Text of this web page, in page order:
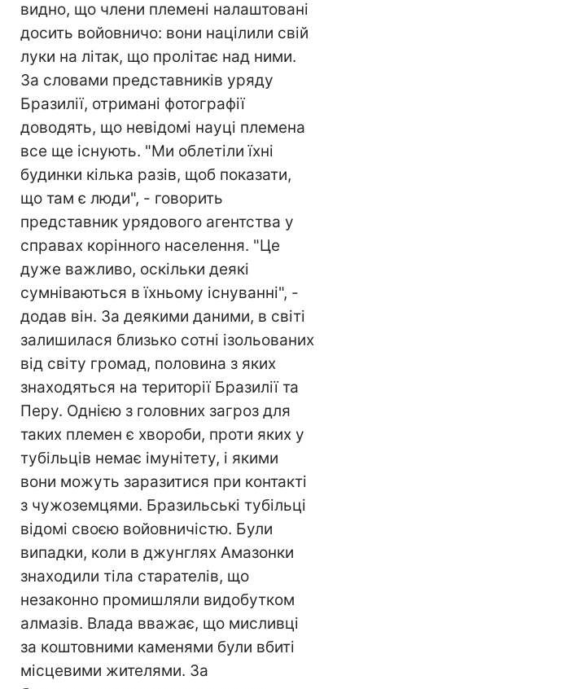
видно, що члени племені налаштовані
досить войовничо: вони націлили свій
луки на літак, що пролітає над ними.
За словами представників уряду
Бразилії, отримані фотографії
доводять, що невідомі науці племена
все ще існують. "Ми облетіли їхні
будинки кілька разів, щоб показати,
що там є люди", - говорить
представник урядового агентства у
справах корінного населення. "Це
дуже важливо, оскільки деякі
сумніваються в їхньому існуванні", -
додав він. За деякими даними, в світі
залишилася близько сотні ізольованих
від світу громад, половина з яких
знаходяться на території Бразилії та
Перу. Однією з головних загроз для
таких племен є хвороби, проти яких у
тубільців немає імунітету, і якими
вони можуть заразитися при контакті
з чужоземцями. Бразильські тубільці
відомі своєю войовничістю. Були
випадки, коли в джунглях Амазонки
знаходили тіла старателів, що
незаконно промишляли видобутком
алмазів. Влада вважає, що мисливці
за коштовними каменями були вбиті
місцевими жителями. За